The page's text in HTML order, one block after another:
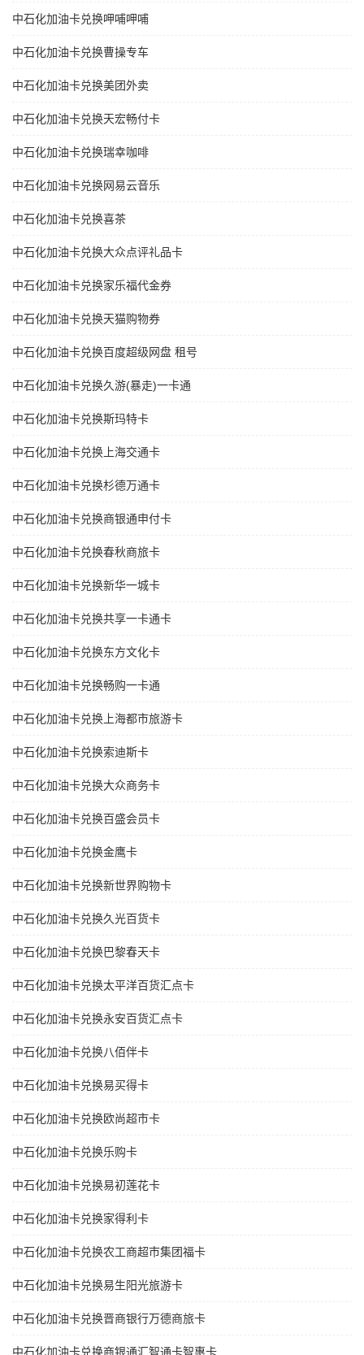
中石化加油卡兑换呷哺呷哺
中石化加油卡兑换曹操专车
中石化加油卡兑换美团外卖
中石化加油卡兑换天宏畅付卡
中石化加油卡兑换瑞幸咖啡
中石化加油卡兑换网易云音乐
中石化加油卡兑换喜茶
中石化加油卡兑换大众点评礼品卡
中石化加油卡兑换家乐福代金券
中石化加油卡兑换天猫购物券
中石化加油卡兑换百度超级网盘 租号
中石化加油卡兑换久游(暴走)一卡通
中石化加油卡兑换斯玛特卡
中石化加油卡兑换上海交通卡
中石化加油卡兑换杉德万通卡
中石化加油卡兑换商银通申付卡
中石化加油卡兑换春秋商旅卡
中石化加油卡兑换新华一城卡
中石化加油卡兑换共享一卡通卡
中石化加油卡兑换东方文化卡
中石化加油卡兑换畅购一卡通
中石化加油卡兑换上海都市旅游卡
中石化加油卡兑换索迪斯卡
中石化加油卡兑换大众商务卡
中石化加油卡兑换百盛会员卡
中石化加油卡兑换金鹰卡
中石化加油卡兑换新世界购物卡
中石化加油卡兑换久光百货卡
中石化加油卡兑换巴黎春天卡
中石化加油卡兑换太平洋百货汇点卡
中石化加油卡兑换永安百货汇点卡
中石化加油卡兑换八佰伴卡
中石化加油卡兑换易买得卡
中石化加油卡兑换欧尚超市卡
中石化加油卡兑换乐购卡
中石化加油卡兑换易初莲花卡
中石化加油卡兑换家得利卡
中石化加油卡兑换农工商超市集团福卡
中石化加油卡兑换易生阳光旅游卡
中石化加油卡兑换晋商银行万德商旅卡
中石化加油卡兑换商银通汇智通卡智惠卡